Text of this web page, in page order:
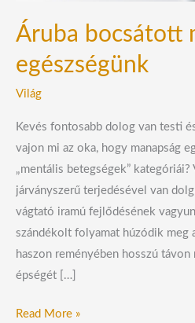
Áruba bocsátott
egészségünk
Világ
Kevés fontosabb dolog van testi
vajon mi az oka, hogy manapság
„mentális betegségek”
járványszerű terjedésével van
vágtató iramú fejlődésének
szándékolt folyamat húzódik meg
haszon reményében hosszú
épségét […]
Read More »